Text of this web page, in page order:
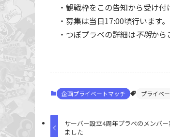
・観戦枠をこの告知から受け付
・募集は当日17:00頃行います。
・つぼプラベの詳細は⁠不明から
企画プライベートマッチ プライベ
サーバー設立4周年プラベのメンバ
ました